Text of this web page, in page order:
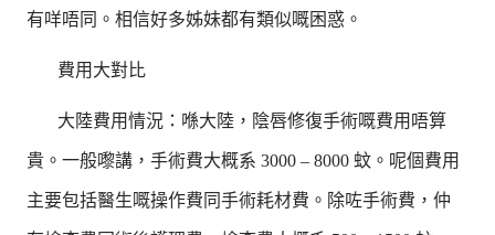
有咩唔同。相信好多姊妹都有類似嘅困惑。
費用大對比
大陸費用情況：喺大陸，陰唇修復手術嘅費用唔算
貴。一般嚟講，手術費大概系 3000 – 8000 蚊。呢個費用
主要包括醫生嘅操作費同手術耗材費。除咗手術費，仲